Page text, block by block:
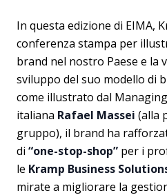
In questa edizione di EIMA,
conferenza stampa per
brand nel nostro Paese e la
sviluppo del suo modello di
come illustrato dal
italiana Rafael Massei (alla
gruppo), il brand ha
di “one-stop-shop” per i
le Kramp Business
mirate a migliorare la